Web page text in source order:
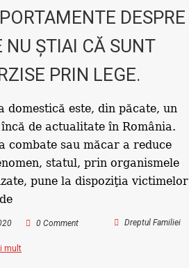
DESPRE
NU ŞTIAI CĂ SUNT
PRIN LEGE.
domestică este, din păcate, un
de actualitate în România.
combate sau măcar a reduce
statul, prin organismele
pune la dispoziţia victimelor
Dreptul Familiei
0 Comment
mult